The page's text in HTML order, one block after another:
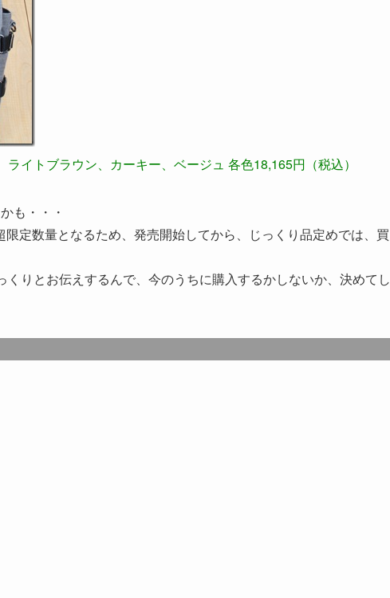
イトブラウン、カーキー、ベージュ 各色18,165円（税込）
も・・・
定数量となるため、発売開始してから、じっくり品定めでは、買
りとお伝えするんで、今のうちに購入するかしないか、決めてし